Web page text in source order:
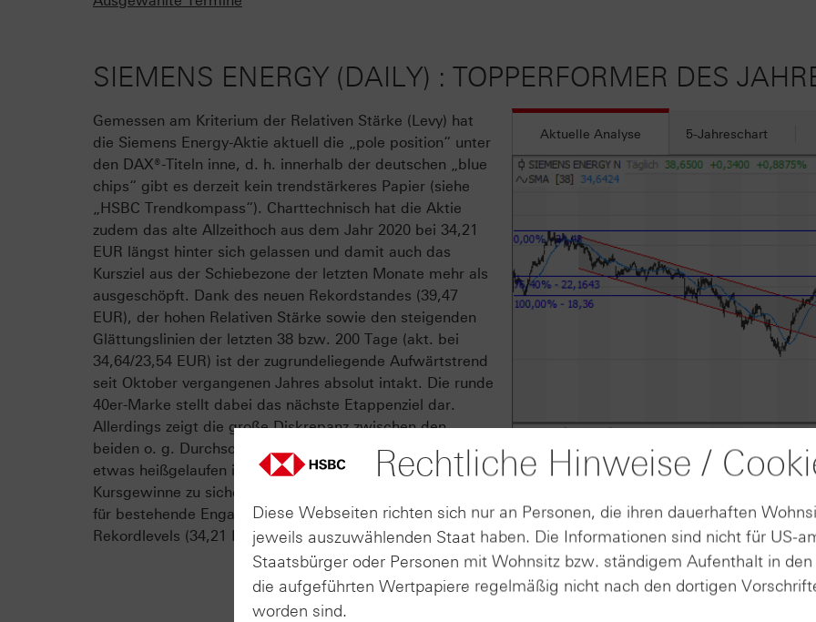
SIEMENS ENERGY (DAILY) : TOPPERFORMER DES
Aktuelle Analyse 5-Jahreschart
Gemessen am Kriterium der Relativen Stärke (Levy) hat
die Siemens Energy-Aktie aktuell die „pole position“ unter
den DAX®-Titeln inne, d. h. innerhalb der deutschen „blue
chips“ gibt es derzeit kein trendstärkeres Papier (siehe
„HSBC Trendkompass“). Charttechnisch hat die Aktie
zudem das alte Allzeithoch aus dem Jahr 2020 bei 34,21
EUR längst hinter sich gelassen und damit auch das
Kursziel aus der Schiebezone der letzten Monate mehr als
ausgeschöpft. Dank des neuen Rekordstandes (39,47
EUR), der hohen Relativen Stärke sowie den steigenden
Glättungslinien der letzten 38 bzw. 200 Tage (akt. bei
34,64/23,54 EUR) ist der zugrundeliegende Aufwärtstrend
seit Oktober vergangenen Jahres absolut intakt. Die runde
40er-Marke stellt dabei das nächste Etappenziel dar.
Allerdings zeigt die große Diskrepanz zwischen den
beiden o. g. Durchschnitten, dass der Trend kurzfristig
etwas heißgelaufen ist. Um die bisher aufgelaufenen
Kursgewinne zu sichern, ziehen wir deshalb den Stop-Loss
für bestehende Engagements auf das Niveau des alten
Rekordlevels (34,21 EUR) nach.
Rechtliche Hinweise /
Diese Webseiten richten sich nur an Personen, die ihren dauerhaften
jeweils auszuwählenden Staat haben. Die Informationen sind nicht für US-
Staatsbürger oder Personen mit Wohnsitz bzw. ständigem Aufenthalt in
die aufgeführten Wertpapiere regelmäßig nicht nach den dortigen
worden sind.